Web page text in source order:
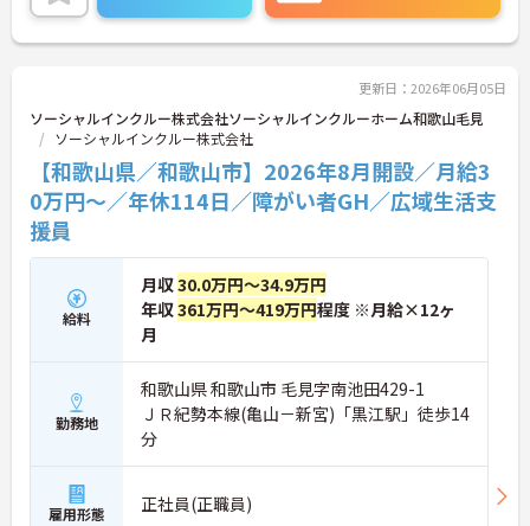
ト。将来的には管理者やエリアマネージャーへのキ
ャリアアップも目指せます。20代から60代まで幅広
の職場です。介護経験を活かしたい方、福祉の資格
をお持ちの方、安定した法人でキャリアを築きたい
方におすすめです。
★おすすめPOINT★
・生活支援員からスタートし、サービス管理責任者
やエリアマネージャーへと続く明確なステップアッ
プの道筋が用意されています。急成長中の企業であ
るためポストも豊富にあり、専門性を高めながらマ
ネジメント職への挑戦も視野に入れていただけま
す。
・年間休日114日、残業月平均10時間程度という就
業環境に加え、産前産後休暇や育児休暇制度がしっ
かりと整備されています。オンとオフの切り替えを
明確にし、心身ともに充実した状態で長くご活躍い
ただけます。
・グループホーム一棟あたりの入居者様20名定員を
常時2～4名のスタッフで支援、国基準を上回る人員
配置や夜間複数名体制が敷かれているため、業務に
追われることなくご利用者様のペースに合わせたサ
ポートが可能です。施設も専用設計で働きやすく、
更新日：2026年06月05日
ソーシャルインクルー株式会社ソーシャルインクルーホーム和歌山毛見
ソーシャルインクルー株式会社
【和歌山県／和歌山市】2026年8月開設／月給3
0万円～／年休114日／障がい者GH／広域生活支
援員
給料
月収30.0万円～34.9万円
年収361万円～419万円程度 ※月給×12ヶ
月
勤務地
和歌山県 和歌山市 毛見字南池田429-1
ＪＲ紀勢本線(亀山－新宮)「黒江駅」徒歩14
分
雇用形態 正社員(正職員)